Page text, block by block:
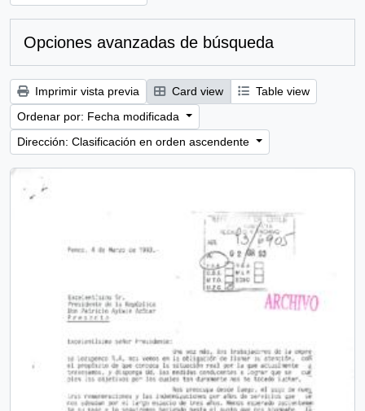
Opciones avanzadas de búsqueda
Imprimir vista previa Card view
Table view
Ordenar por: Fecha modificada
Dirección: Clasificación en orden ascendente